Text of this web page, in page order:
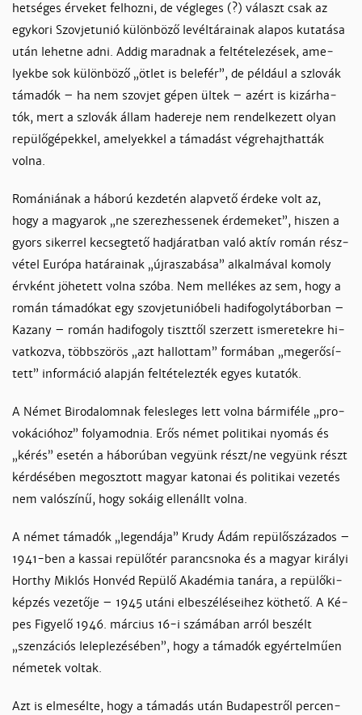
het­sé­ges ér­ve­ket fel­hoz­ni, de vég­le­ges (?) vá­laszt csak az
egy­ko­ri Szov­jetunió kü­lön­bö­ző le­vél­tá­rai­nak ala­pos ku­ta­tá­sa
után le­het­ne ad­ni. Ad­dig ma­rad­nak a fel­té­te­le­zé­sek, ame­
lyek­be sok kü­lön­bö­ző „öt­let is be­le­fér”, de pél­dául a szlo­vák
tá­ma­dók – ha nem szov­jet gé­pen ül­tek – azért is ki­zár­ha­
tók, mert a szlo­vák ál­lam had­ere­je nem ren­del­ke­zett olyan
re­pü­lő­gé­pek­kel, ame­lyek­kel a tá­ma­dást vég­re­hajt­hat­ták
vol­na.
Ro­má­niá­nak a há­bo­rú kez­de­tén alap­­­­ve­tő ér­de­ke volt az,
hogy a ma­gya­rok „ne sze­rez­hes­se­nek ér­de­me­ket”, hi­szen a
gyors si­ker­rel ke­cseg­te­tő had­já­rat­ban va­ló ak­tív ro­mán rész­
vé­tel Eu­ró­pa ha­tá­rai­nak „új­ra­sza­bá­sa” al­kal­má­val ko­moly
érv­ként jö­he­tett vol­na szó­ba. Nem mel­lé­kes az sem, hogy a
ro­mán tá­ma­dó­kat egy szov­jetunió­be­li ha­di­fo­goly­tá­bor­ban –
Ka­zany – ro­mán ha­di­fo­goly tiszt­től szer­zett is­me­re­tek­re hi­
vat­koz­va, több­szö­rös „azt hal­lot­tam” for­má­ban „megerő­sí­
tett” in­for­má­ció alap­ján fel­té­te­lez­ték egyes ku­ta­tók.
A Né­met Bi­ro­da­lom­nak fe­les­le­ges lett vol­na bár­mi­fé­le „pro­
vo­ká­ció­hoz” fo­lya­mod­nia. Erős né­met po­li­ti­kai nyo­más és
„ké­rés” ese­tén a há­bo­rú­ban ve­gyünk részt/ne ve­gyünk részt
kér­dé­sé­ben megosz­tott ma­gyar ka­to­nai és po­li­ti­kai ve­ze­tés
nem va­ló­szí­nű, hogy so­káig el­lenállt vol­na.
A né­met tá­ma­dók „le­gen­dá­ja” Kru­dy Ádám re­pü­lőszá­za­dos –
1941-ben a kas­sai re­pü­lő­tér pa­rancs­no­ka és a ma­gyar ki­rá­lyi
Hor­thy Mik­lós Hon­véd Re­pü­lő Aka­dé­mia ta­ná­ra, a re­pü­lő­ki­
kép­zés ve­ze­tő­je – 1945 utá­ni el­be­szé­lé­sei­hez köthe­­tő. A Ké­
pes Fi­gye­lő 1946. már­cius 16-i szá­má­ban ar­ról be­szélt
„szen­zá­ciós le­lep­le­zé­sé­ben”, hogy a tá­ma­dók egyér­tel­műen
né­me­tek vol­tak.
Azt is el­me­sél­te, hogy a tá­ma­dás után Bu­da­pest­ről per­cen­